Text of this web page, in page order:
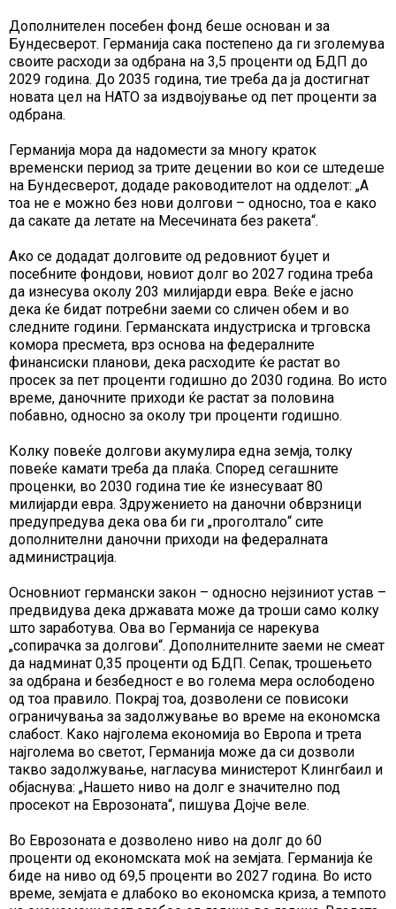
Дополнителен посебен фонд беше основан и за
Бундесверот. Германија сака постепено да ги зголемува
своите расходи за одбрана на 3,5 проценти од БДП до
2029 година. До 2035 година, тие треба да ја достигнат
новата цел на НАТО за издвојување од пет проценти за
одбрана.
Германија мора да надомести за многу краток
временски период за трите децении во кои се штедеше
на Бундесверот, додаде раководителот на одделот: „А
тоа не е можно без нови долгови – односно, тоа е како
да сакате да летате на Месечината без ракета“.
Ако се додадат долговите од редовниот буџет и
посебните фондови, новиот долг во 2027 година треба
да изнесува околу 203 милијарди евра. Веќе е јасно
дека ќе бидат потребни заеми со сличен обем и во
следните години. Германската индустриска и трговска
комора пресмета, врз основа на федералните
финансиски планови, дека расходите ќе растат во
просек за пет проценти годишно до 2030 година. Во исто
време, даночните приходи ќе растат за половина
побавно, односно за околу три проценти годишно.
Колку повеќе долгови акумулира една земја, толку
повеќе камати треба да плаќа. Според сегашните
проценки, во 2030 година тие ќе изнесуваат 80
милијарди евра. Здружението на даночни обврзници
предупредува дека ова би ги „проголтало“ сите
дополнителни даночни приходи на федералната
администрација.
Основниот германски закон – односно нејзиниот устав –
предвидува дека државата може да троши само колку
што заработува. Ова во Германија се нарекува
„сопирачка за долгови“. Дополнителните заеми не смеат
да надминат 0,35 проценти од БДП. Сепак, трошењето
за одбрана и безбедност е во голема мера ослободено
од тоа правило. Покрај тоа, дозволени се повисоки
ограничувања за задолжување во време на економска
слабост. Како најголема економија во Европа и трета
најголема во светот, Германија може да си дозволи
такво задолжување, нагласува министерот Клингбаил и
објаснува: „Нашето ниво на долг е значително под
просекот на Еврозоната“, пишува Дојче веле.
Во Еврозоната е дозволено ниво на долг до 60
проценти од економската моќ на земјата. Германија ќе
биде на ниво од 69,5 проценти во 2027 година. Во исто
време, земјата е длабоко во економска криза, а темпото